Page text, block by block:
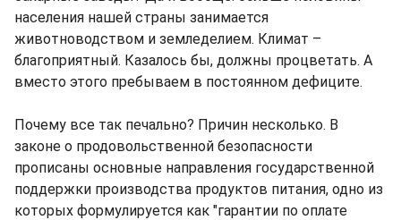
населения нашей страны занимается
животноводством и земледелием. Климат –
благоприятный. Казалось бы, должны процветать. А
вместо этого пребываем в постоянном дефиците.
Почему все так печально? Причин несколько. В
законе о продовольственной безопасности
прописаны основные направления государственной
поддержки производства продуктов питания, одно из
которых формулируется как "гарантии по оплате